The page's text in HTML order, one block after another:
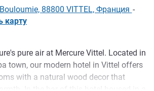
88800 VITTEL, Франция -
карту
pure air at Mercure Vittel. Located in
town, our modern hotel in Vittel offers
with a natural wood decor that